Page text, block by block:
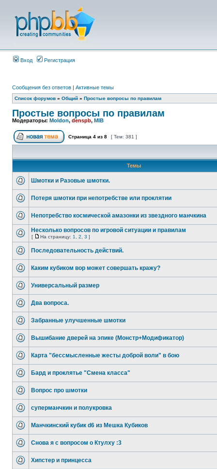
Вход Регистрация
Сообщения без ответов | Активные темы
Список форумов » Общий » Простые вопросы по правилам
Простые вопросы по правилам
Модераторы: Moldon, denspb, MIB
Страница 4 из 8 [ Тем: 381 ]
Темы
Шмотки и Разовые шмотки.
Потеря шмотки при непотребстве или проклятии
Непотребство космической амазонки из звездного манчкина
Несколько вопросов по игровой ситуации и правилам
[ На страницу: 1 2 3 ]
Последовательность действий.
Каким кубиком вор может совершать кражу?
Универсальный размер
Два вопроса.
Забранные улучшенные шмотки
Вышибание дверей на эпике (Монстр+Модификатор)
Карта "бессмысленные жесты доброй воли" в бою
Бард и проклятье "Смена класса"
Вопрос про шмотки
суперманчкин и полукровка
Манчкинский кубик d6 из Мешка Кубиков
Снова я с вопросом о Ктулху :3
Хипстер и принцесса